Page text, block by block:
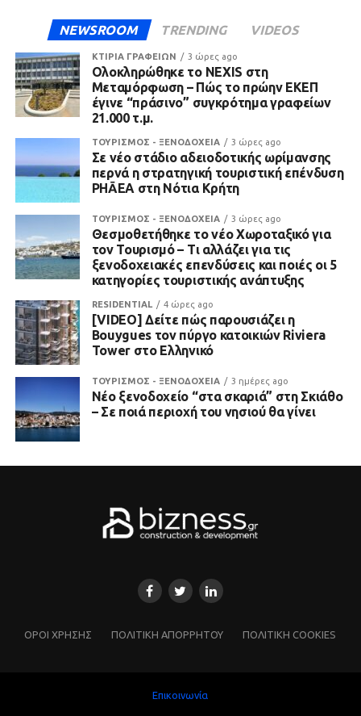
NEWSROOM TRENDING VIDEOS
ΚΤΙΡΙΑ ΓΡΑΦΕΙΩΝ 3 ώρες ago
Ολοκληρώθηκε το NEXIS στη
Μεταμόρφωση – Πώς το πρώην ΕΚΕΠ
έγινε “πράσινο” συγκρότημα γραφείων
21.000 τ.μ.
ΤΟΥΡΙΣΜΟΣ - ΞΕΝΟΔΟΧΕΙΑ 3 ώρες ago
Σε νέο στάδιο αδειοδοτικής ωρίμανσης
περνά η στρατηγική τουριστική επένδυση
PHĀEA στη Νότια Κρήτη
ΤΟΥΡΙΣΜΟΣ - ΞΕΝΟΔΟΧΕΙΑ 3 ώρες ago
Θεσμοθετήθηκε το νέο Χωροταξικό για
τον Τουρισμό – Τι αλλάζει για τις
ξενοδοχειακές επενδύσεις και ποιές οι 5
κατηγορίες τουριστικής ανάπτυξης
RESIDENTIAL 4 ώρες ago
[VIDEO] Δείτε πώς παρουσιάζει η
Bouygues τον πύργο κατοικιών Riviera
Tower στο Ελληνικό
ΤΟΥΡΙΣΜΟΣ - ΞΕΝΟΔΟΧΕΙΑ 3 ημέρες ago
Νέο ξενοδοχείο “στα σκαριά” στη Σκιάθο
– Σε ποιά περιοχή του νησιού θα γίνει
ΌΡΟΙ ΧΡΗΣΗΣ ΠΟΛΙΤΙΚΗ ΑΠΟΡΡΗΤΟΥ ΠΟΛΙΤΙΚΗ COOKIES
Επικοινωνία